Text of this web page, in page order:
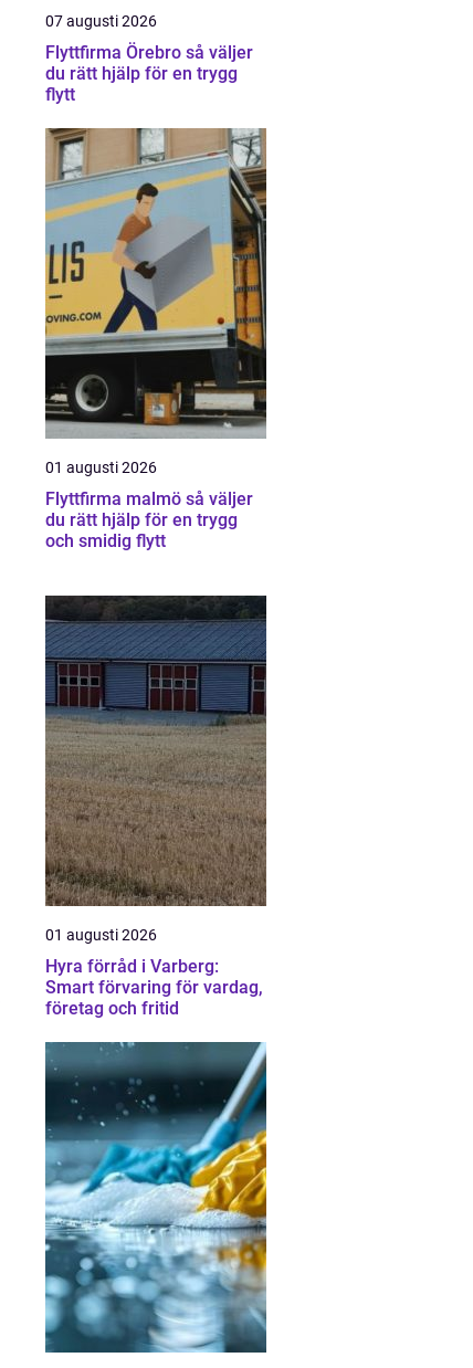
07 augusti 2026
Flyttfirma Örebro så väljer
du rätt hjälp för en trygg
flytt
01 augusti 2026
Flyttfirma malmö så väljer
du rätt hjälp för en trygg
och smidig flytt
01 augusti 2026
Hyra förråd i Varberg:
Smart förvaring för vardag,
företag och fritid